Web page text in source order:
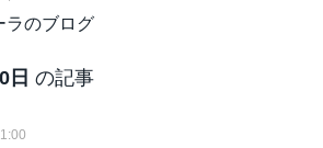
日 の記事